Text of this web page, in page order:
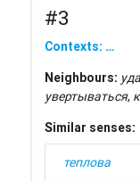
#3
Contexts: …
Neighbours:
увертываться,
Similar senses:
теплова